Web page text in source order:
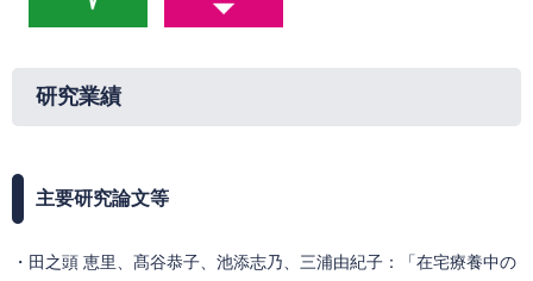
研究業績
主要研究論文等
・田之頭 恵里、髙谷恭子、池添志乃、三浦由紀子：「在宅療養中の